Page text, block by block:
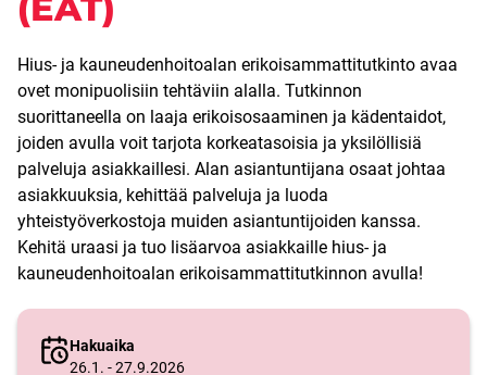
(EAT)
Hius- ja kauneudenhoitoalan erikoisammattitutkinto avaa
ovet monipuolisiin tehtäviin alalla. Tutkinnon
suorittaneella on laaja erikoisosaaminen ja kädentaidot,
joiden avulla voit tarjota korkeatasoisia ja yksilöllisiä
palveluja asiakkaillesi. Alan asiantuntijana osaat johtaa
asiakkuuksia, kehittää palveluja ja luoda
yhteistyöverkostoja muiden asiantuntijoiden kanssa.
Kehitä uraasi ja tuo lisäarvoa asiakkaille hius- ja
kauneudenhoitoalan erikoisammattitutkinnon avulla!
Hakuaika
26.1. - 27.9.2026